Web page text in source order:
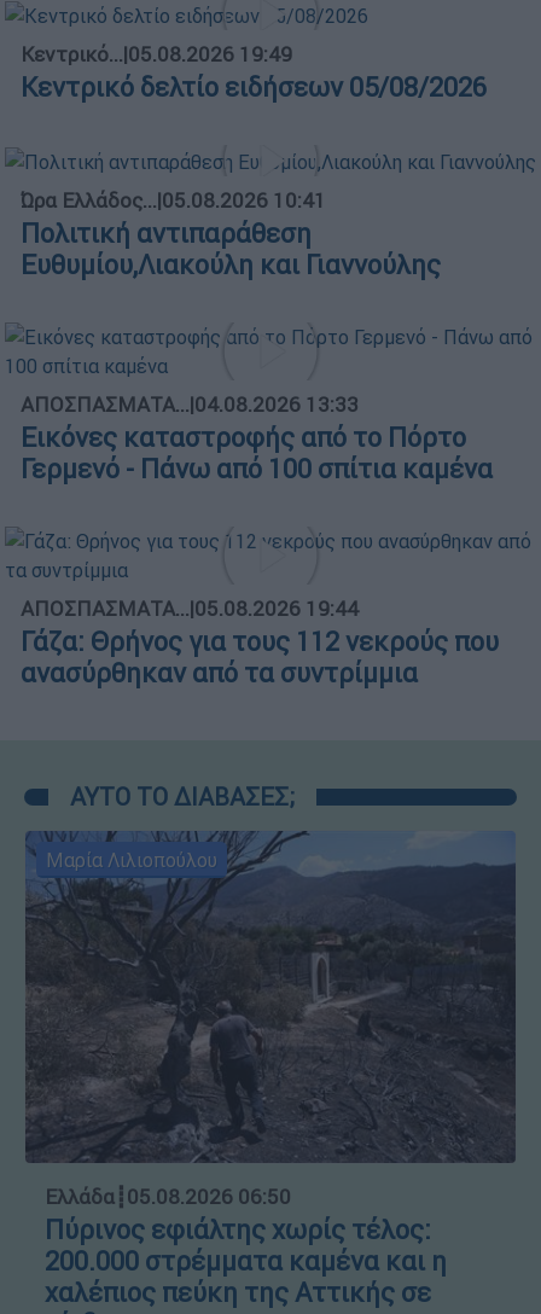
Κεντρικό...|05.08.2026 19:49
Κεντρικό δελτίο ειδήσεων 05/08/2026
Ώρα Ελλάδος...|05.08.2026 10:41
Πολιτική αντιπαράθεση
Ευθυμίου,Λιακούλη και Γιαννούλης
ΑΠΟΣΠΑΣΜΑΤΑ...|04.08.2026 13:33
Εικόνες καταστροφής από το Πόρτο
Γερμενό - Πάνω από 100 σπίτια καμένα
ΑΠΟΣΠΑΣΜΑΤΑ...|05.08.2026 19:44
Γάζα: Θρήνος για τους 112 νεκρούς που
ανασύρθηκαν από τα συντρίμμια
ΑΥΤΟ ΤΟ ΔΙΑΒΑΣΕΣ;
Μαρία Λιλιοπούλου
Ελλάδα┋05.08.2026 06:50
Πύρινος εφιάλτης χωρίς τέλος:
200.000 στρέμματα καμένα και η
χαλέπιος πεύκη της Αττικής σε